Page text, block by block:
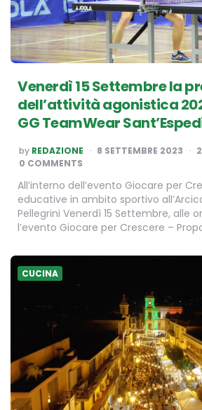
Venerdì 15 Settembre la
dell’attività agonistica
GG TeamWear
POSTED
BY
by REDAZIONE 8 SETTEMBRE 2023 2
0 COMMENTS
All’interno dell’evento Giocare per
educative in ambito sportivo
Pellegrini Venerdì 15 Settembre, alle
l’evento Giocare per Crescere –
CUCINA